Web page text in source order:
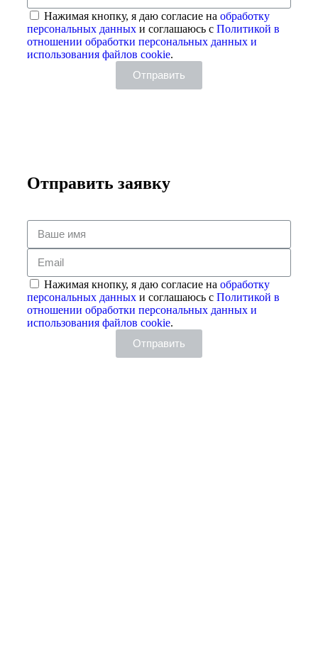
Нажимая кнопку, я даю согласие на обработку
персональных данных и соглашаюсь с Политикой в
отношении обработки персональных данных и
использования файлов cookie.
Отправить
Отправить заявку
Нажимая кнопку, я даю согласие на обработку
персональных данных и соглашаюсь с Политикой в
отношении обработки персональных данных и
использования файлов cookie.
Отправить